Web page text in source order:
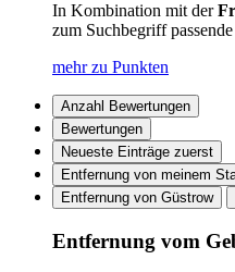
In Kombination mit der
zum Suchbegriff
mehr zu Punkten
Anzahl Bewertungen
Bewertungen
Neueste Einträge zuerst
Entfernung von meinem
Entfernung von Güstrow
Entfernung vom